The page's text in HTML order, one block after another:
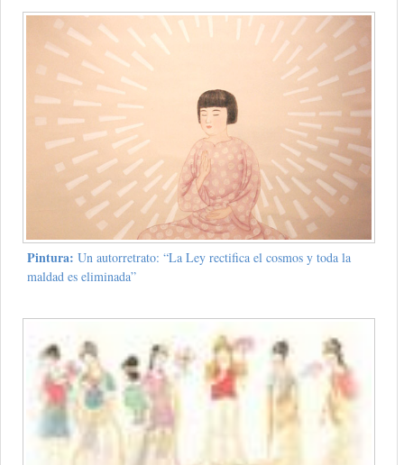
Pintura: Un autorretrato: “La Ley rectifica el cosmos y toda la
maldad es eliminada”